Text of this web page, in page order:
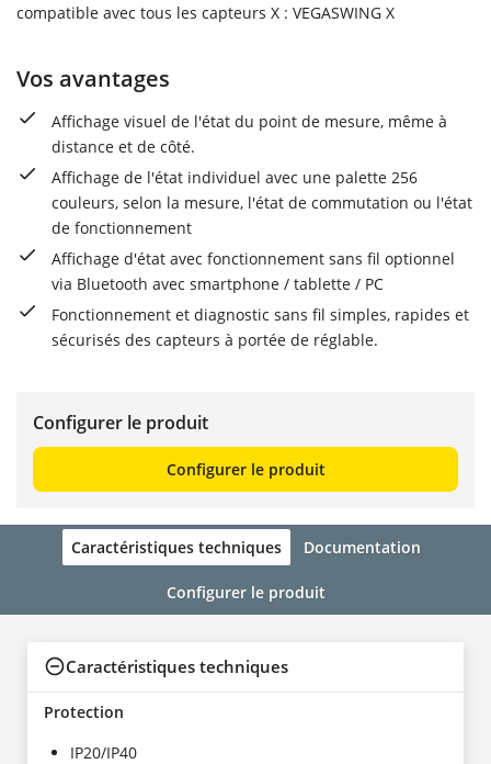
compatible avec tous les capteurs X : VEGASWING X
Vos avantages
Affichage visuel de l'état du point de mesure, même à
distance et de côté.
Affichage de l'état individuel avec une palette 256
couleurs, selon la mesure, l'état de commutation ou l'état
de fonctionnement
Affichage d'état avec fonctionnement sans fil optionnel
via Bluetooth avec smartphone / tablette / PC
Fonctionnement et diagnostic sans fil simples, rapides et
sécurisés des capteurs à portée de réglable.
Configurer le produit
Configurer le produit
Caractéristiques techniques Documentation
Configurer le produit
Caractéristiques techniques
Protection
IP20/IP40